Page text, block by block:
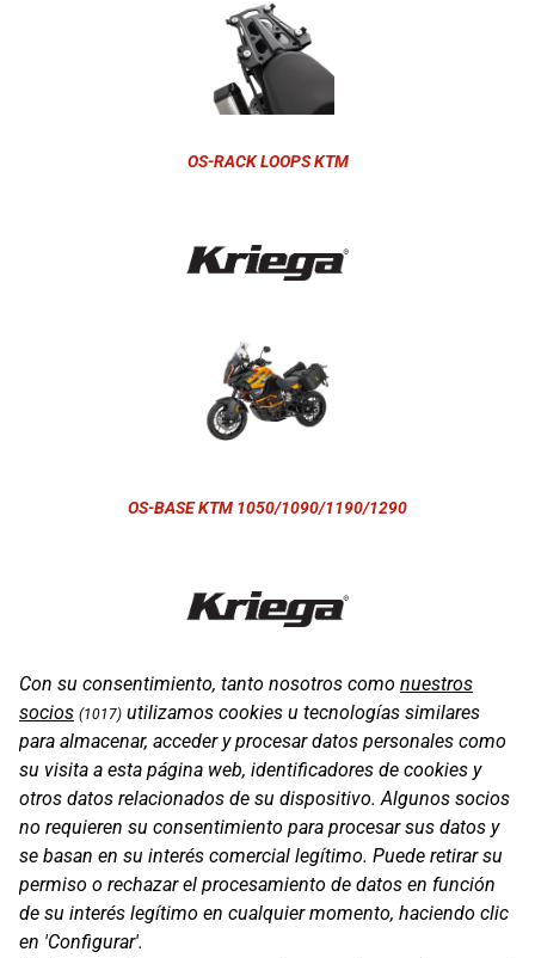
OS-RACK LOOPS KTM
OS-BASE KTM 1050/1090/1190/1290
OS-BASE KTM 790 / 890
Con su consentimiento, tanto nosotros como nuestros
socios (1017) utilizamos cookies u tecnologías similares
para almacenar, acceder y procesar datos personales como
su visita a esta página web, identificadores de cookies y
otros datos relacionados de su dispositivo. Algunos socios
no requieren su consentimiento para procesar sus datos y
se basan en su interés comercial legítimo. Puede retirar su
permiso o rechazar el procesamiento de datos en función
de su interés legítimo en cualquier momento, haciendo clic
en 'Configurar'.